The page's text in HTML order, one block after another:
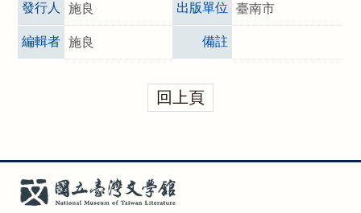
發行人 施良 出版單位 臺南市
編輯者 施良 備註
回上頁